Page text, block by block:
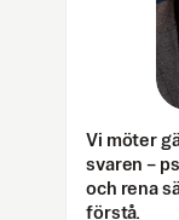
Vi möter
svaren –
och rena
förstå.